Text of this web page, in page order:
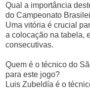
Qual a importância
do Campeonato
Uma vitória é crucial
a colocação na tabela,
consecutivas.
Quem é o técnico do
para este jogo?
Luis Zubeldía é o